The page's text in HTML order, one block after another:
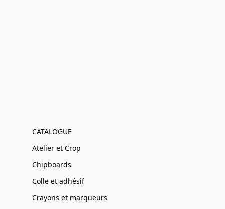
CATALOGUE
Atelier et Crop
Chipboards
Colle et adhésif
Crayons et marqueurs